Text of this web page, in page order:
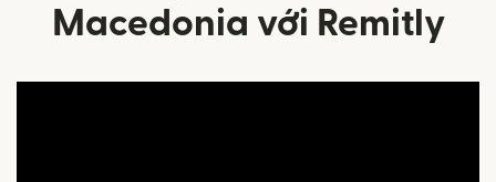
Macedonia với Remitly